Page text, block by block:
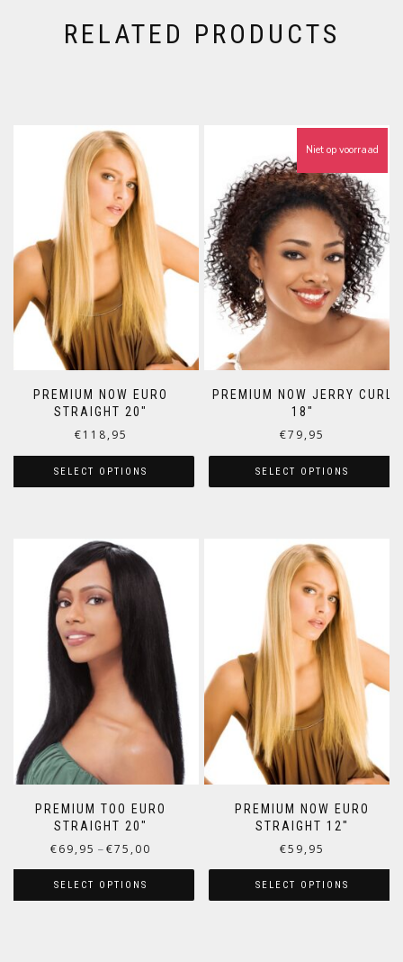
RELATED PRODUCTS
PREMIUM NOW EURO
STRAIGHT 20″
€118,95
SELECT OPTIONS
PREMIUM NOW JERRY CURL
18″
€79,95
Niet op voorraad
SELECT OPTIONS
PREMIUM TOO EURO
STRAIGHT 20″
€69,95 – €75,00
SELECT OPTIONS
PREMIUM NOW EURO
STRAIGHT 12″
€59,95
SELECT OPTIONS